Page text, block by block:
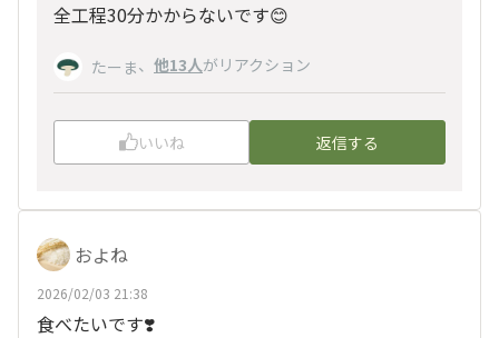
全工程30分かからないです😊
たーま、 他13人がリアクション
いいね 返信する
およね
2026/02/03 21:38
食べたいです❣️